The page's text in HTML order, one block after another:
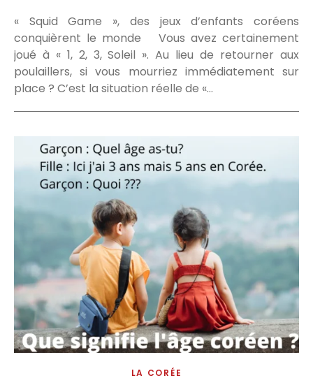
« Squid Game », des jeux d’enfants coréens
conquièrent le monde Vous avez certainement
joué à « 1, 2, 3, Soleil ». Au lieu de retourner aux
poulaillers, si vous mourriez immédiatement sur
place ? C’est la situation réelle de «…
LA CORÉE